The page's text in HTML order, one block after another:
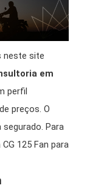
neste site
em
perfil
preços. O
Para
125 Fan para